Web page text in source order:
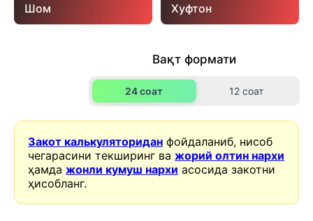
Шом Хуфтон
Вақт формати
24 соат 12 соат
Закот калькуляторидан фойдаланиб, нисоб
чегарасини текширинг важорий олтин нархи
ҳамдажонли кумуш нархи асосида закотни
ҳисобланг.